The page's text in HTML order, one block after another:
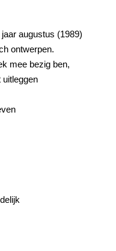
augustus (1989)
ontwerpen.
mee bezig ben,
uitleggen